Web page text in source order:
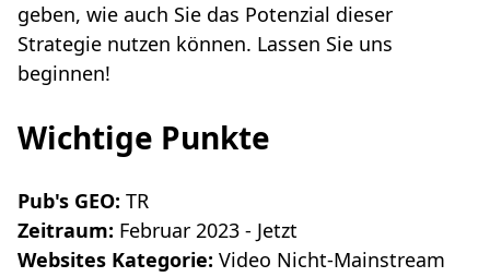
geben, wie auch Sie das Potenzial dieser
Strategie nutzen können. Lassen Sie uns
beginnen!
Wichtige Punkte
Pub's GEO: TR
Zeitraum: Februar 2023 - Jetzt
Websites Kategorie: Video Nicht-Mainstream